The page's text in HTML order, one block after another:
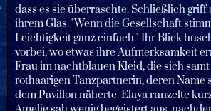
dass es sie überraschte. Schließlich griff
ihrem Glas. "Wenn die Gesellschaft
Leichtigkeit ganz einfach." Ihr Blick
vorbei, wo etwas ihre Aufmerksamkeit
Frau im nachtblauen Kleid, die sich
rothaarigen Tanzpartnerin, deren Name
dem Pavillon näherte. Elaya runzelte